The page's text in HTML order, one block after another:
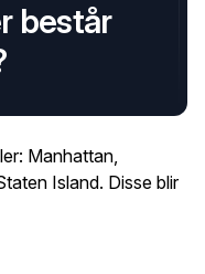
består
Manhattan,
Island. Disse blir